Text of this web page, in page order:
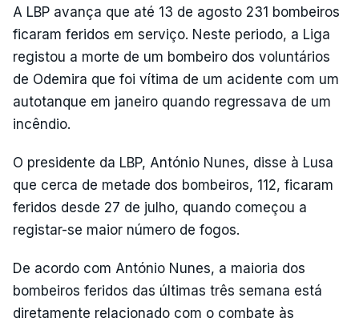
A LBP avança que até 13 de agosto 231 bombeiros
ficaram feridos em serviço. Neste periodo, a Liga
registou a morte de um bombeiro dos voluntários
de Odemira que foi vítima de um acidente com um
autotanque em janeiro quando regressava de um
incêndio.
O presidente da LBP, António Nunes, disse à Lusa
que cerca de metade dos bombeiros, 112, ficaram
feridos desde 27 de julho, quando começou a
registar-se maior número de fogos.
De acordo com António Nunes, a maioria dos
bombeiros feridos das últimas três semana está
diretamente relacionado com o combate às